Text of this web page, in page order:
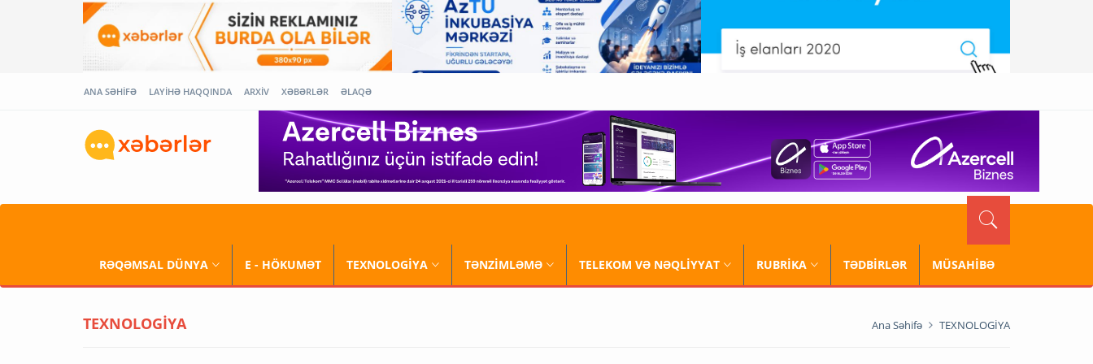
ANA SƏHİFƏ LAYİHƏ HAQQINDA ARXİV XƏBƏRLƏR ƏLAQƏ
RƏQƏMSAL DÜNYA E - HÖKUMƏT TEXNOLOGİYA TƏNZİMLƏMƏ TELEKOM VƏ NƏQLİYYAT RUBRİKA TƏDBİRLƏR MÜSAHİBƏ
TEXNOLOGİYA Ana Səhifə TEXNOLOGİYA